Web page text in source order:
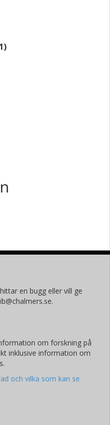
en bugg eller vill ge
om forskning på
inklusive information om
och vilka som kan se